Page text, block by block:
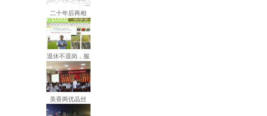
二十年后再相
退休不退岗，服
美香两优晶丝